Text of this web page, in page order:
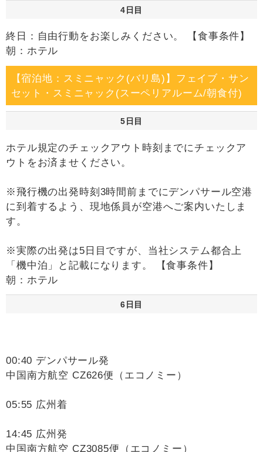
4日目
終日：自由行動をお楽しみください。 【食事条件】
朝：ホテル
【宿泊地：スミニャック(バリ島)】フェイブ・サン
セット・スミニャック(スーペリアルーム/朝食付)
5日目
ホテル規定のチェックアウト時刻までにチェックア
ウトをお済ませください。
※飛行機の出発時刻3時間前までにデンパサール空港
に到着するよう、現地係員が空港へご案内いたしま
す。
※実際の出発は5日目ですが、当社システム都合上
「機中泊」と記載になります。 【食事条件】
朝：ホテル
6日目
00:40 デンパサール発
中国南方航空 CZ626便（エコノミー）
05:55 広州着
14:45 広州発
中国南方航空 CZ3085便（エコノミー）